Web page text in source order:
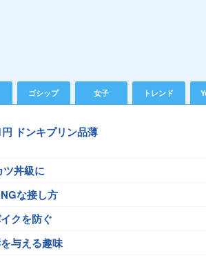
ゴシップ 女子 トレンド
ドンキプリン品薄
ツ丼級に
な接し方
クを防ぐ
与える趣味